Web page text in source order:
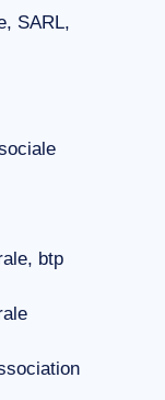
SARL,
btp